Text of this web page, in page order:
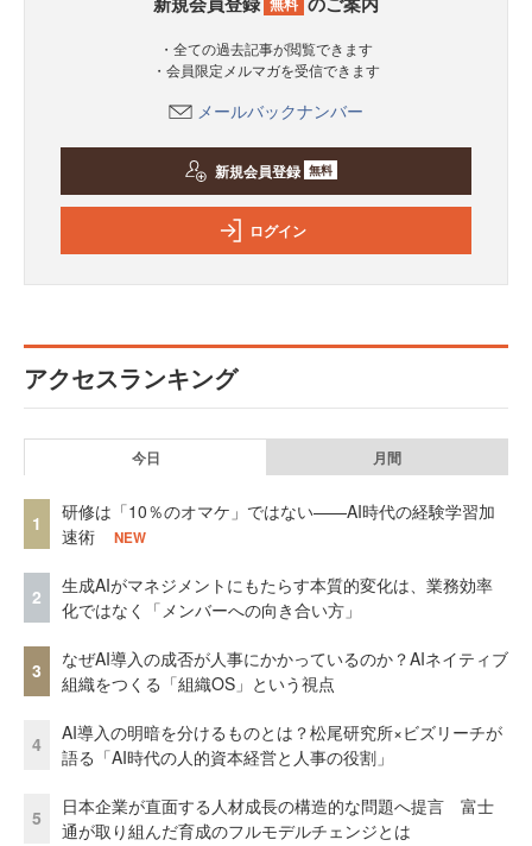
・全ての過去記事が閲覧できます
・会員限定メルマガを受信できます
メールバックナンバー
新規会員登録 無料
ログイン
アクセスランキング
今日 月間
1
研修は「10％のオマケ」ではない——AI時代の経験学習加
速術
NEW
2
生成AIがマネジメントにもたらす本質的変化は、業務効率
化ではなく「メンバーへの向き合い方」
3
なぜAI導入の成否が人事にかかっているのか？AIネイティブ
組織をつくる「組織OS」という視点
4
AI導入の明暗を分けるものとは？松尾研究所×ビズリーチが
語る「AI時代の人的資本経営と人事の役割」
5
日本企業が直面する人材成長の構造的な問題へ提言 富士
通が取り組んだ育成のフルモデルチェンジとは